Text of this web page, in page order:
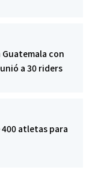
con
a 30 riders
400 atletas para